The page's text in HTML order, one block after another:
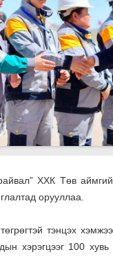
ХХК Төв
орууллаа.
тэнцэх
хэрэгцээг 100